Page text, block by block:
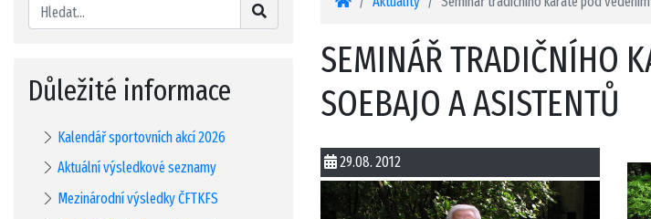
Důležité informace
Kalendář sportovních akcí 2026
Aktuální výsledkové seznamy
Mezinárodní výsledky ČFTKFS
SEMINÁŘ TRADIČNÍHO
SOEBAJO A ASISTENTŮ
29.08. 2012